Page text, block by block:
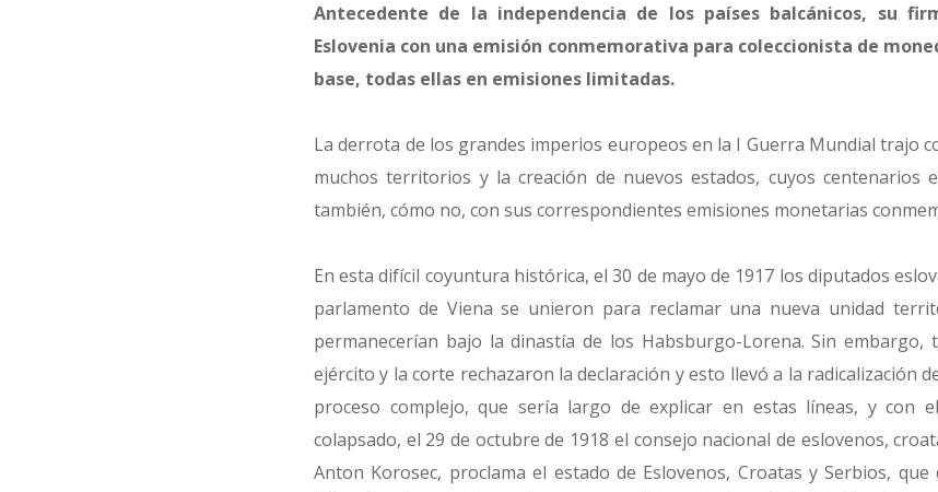
Antecedente de la independencia de los países balcánicos, su
Eslovenia con una emisión conmemorativa para coleccionista de
base, todas ellas en emisiones limitadas.
La derrota de los grandes imperios europeos en la I Guerra Mundial trajo
muchos territorios y la creación de nuevos estados, cuyos centenarios
también, cómo no, con sus correspondientes emisiones monetarias
En esta difícil coyuntura histórica, el 30 de mayo de 1917 los diputados
parlamento de Viena se unieron para reclamar una nueva unidad
permanecerían bajo la dinastía de los Habsburgo-Lorena. Sin
ejército y la corte rechazaron la declaración y esto llevó a la radicalización
proceso complejo, que sería largo de explicar en estas líneas, y con
colapsado, el 29 de octubre de 1918 el consejo nacional de eslovenos,
Anton Korosec, proclama el estado de Eslovenos, Croatas y Serbios,